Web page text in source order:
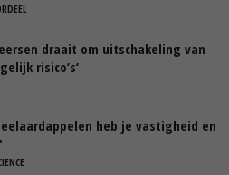
draait om uitschakeling van
risico’s’
heb je vastigheid en